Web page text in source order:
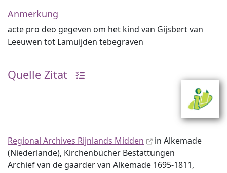
Anmerkung
acte pro deo gegeven om het kind van Gijsbert van
Leeuwen tot Lamuijden tebegraven
Quelle Zitat
Regional Archives Rijnlands Midden
in Alkemade
(Niederlande), Kirchenbücher Bestattungen
Archief van de gaarder van Alkemade 1695-1811,